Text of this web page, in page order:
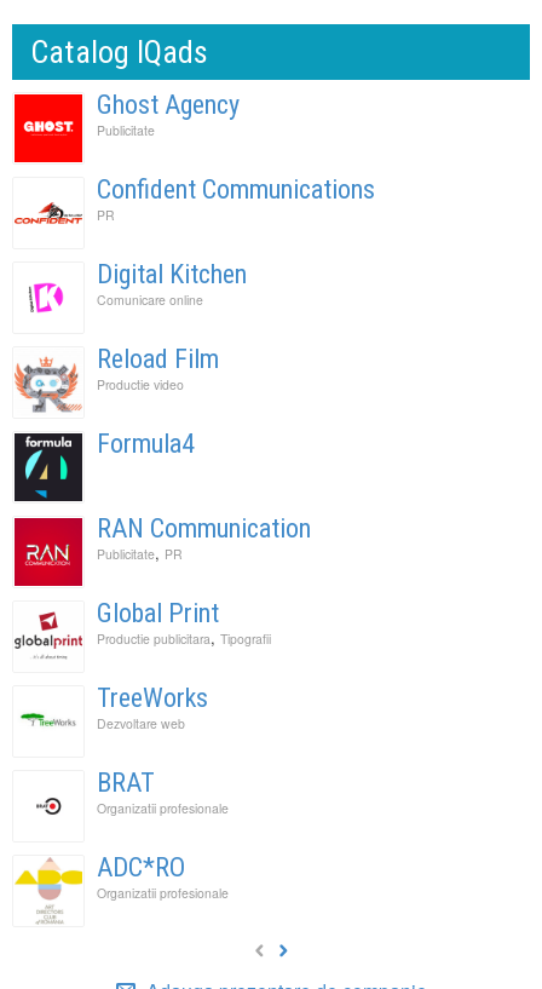
Catalog IQads
Ghost Agency
Publicitate
Confident Communications
PR
Digital Kitchen
Comunicare online
Reload Film
Productie video
Formula4
RAN Communication
Publicitate, PR
Global Print
Productie publicitara, Tipografii
TreeWorks
Dezvoltare web
BRAT
Organizatii profesionale
ADC*RO
Organizatii profesionale